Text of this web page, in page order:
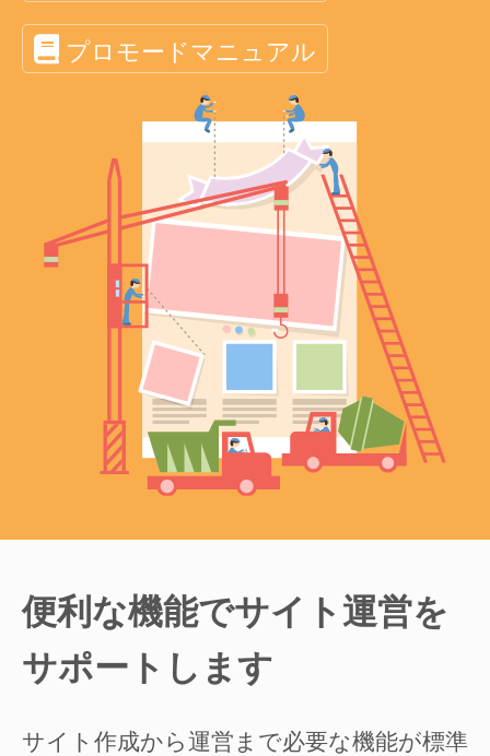
プロモードマニュアル
便利な機能でサイト運営を
サポートします
サイト作成から運営まで必要な機能が標準